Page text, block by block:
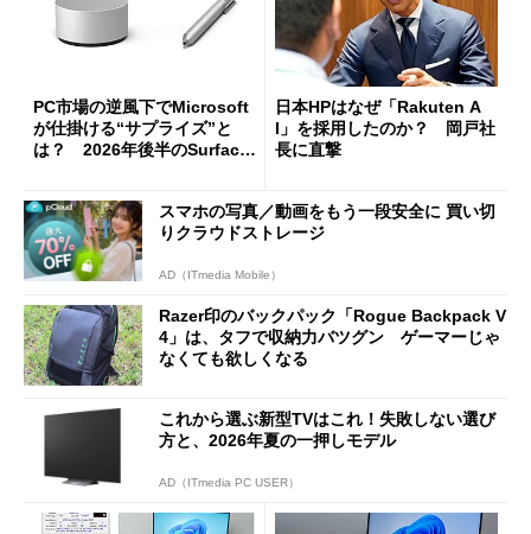
PC市場の逆風下でMicrosoft
が仕掛ける“サプライズ”と
は？ 2026年後半のSurface
日本HPはなぜ「Rakuten A
I」を採用したのか？ 岡戸社
長に直撃
スマホの写真／動画をもう一段安全に 買い切
りクラウドストレージ
AD（ITmedia Mobile）
Razer印のバックパック「Rogue Backpack V
4」は、タフで収納力バツグン ゲーマーじゃ
なくても欲しくなる
これから選ぶ新型TVはこれ！失敗しない選び
方と、2026年夏の一押しモデル
AD（ITmedia PC USER）